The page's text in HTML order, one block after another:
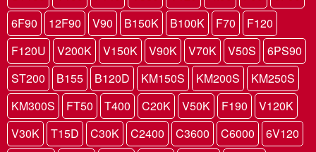
6F90
12F90 V90 B150K B100K F70
F120
F120U
V200K V150K V90K V70K V50S
6PS90
ST200
B155 B120D KM150S KM200S
KM250S
KM300S
FT50 T400 C20K V50K F190
V120K
V30K
T15D C30K C2400 C3600 C6000
6V120